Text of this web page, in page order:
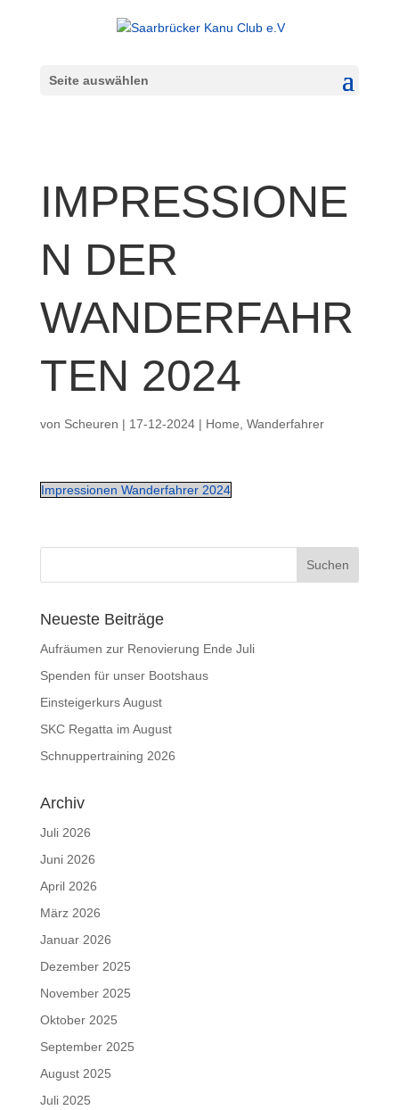
Seite auswählen
IMPRESSIONE
N DER
WANDERFAHR
TEN 2024
von Scheuren | 17-12-2024| Home Wanderfahrer
Impressionen Wanderfahrer 2024
Neueste Beiträge
Aufräumen zur Renovierung Ende Juli
Spenden für unser Bootshaus
Einsteigerkurs August
SKC Regatta im August
Schnuppertraining 2026
Archiv
Juli 2026
Juni 2026
April 2026
März 2026
Januar 2026
Dezember 2025
November 2025
Oktober 2025
September 2025
August 2025
Juli 2025